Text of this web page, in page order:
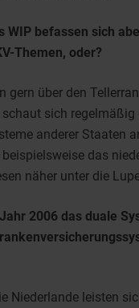
WIP befassen sich
Themen, oder?
gern über den
sich regelmäßig
anderer Staaten
das
näher unter die
2006 das duale
Niederlande leisten